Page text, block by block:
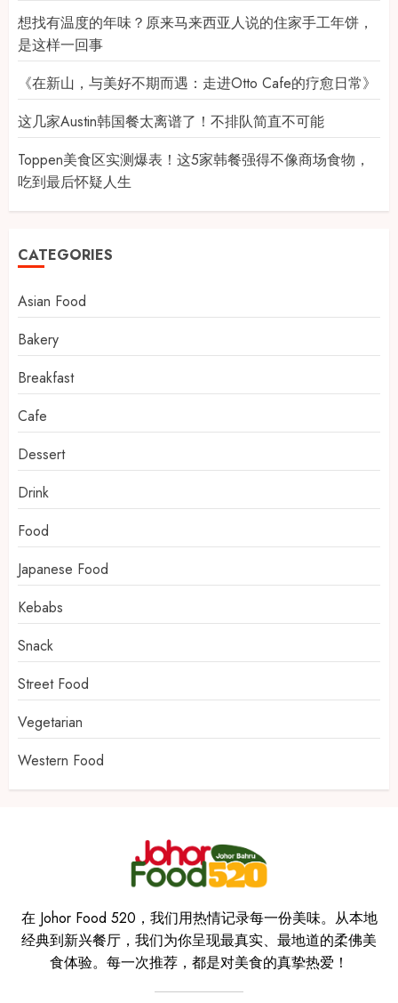
想找有温度的年味？原来马来西亚人说的住家手工年饼，
是这样一回事
《在新山，与美好不期而遇：走进Otto Cafe的疗愈日常》
这几家Austin韩国餐太离谱了！不排队简直不可能
Toppen美食区实测爆表！这5家韩餐强得不像商场食物，
吃到最后怀疑人生
CATEGORIES
Asian Food
Bakery
Breakfast
Cafe
Dessert
Drink
Food
Japanese Food
Kebabs
Snack
Street Food
Vegetarian
Western Food
在 Johor Food 520，我们用热情记录每一份美味。从本地
经典到新兴餐厅，我们为你呈现最真实、最地道的柔佛美
食体验。每一次推荐，都是对美食的真挚热爱！